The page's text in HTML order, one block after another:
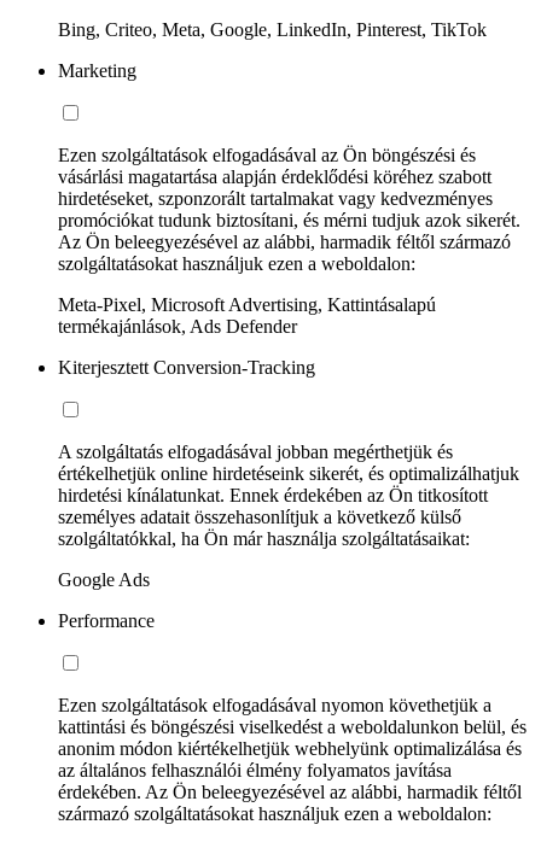
Bing, Criteo, Meta, Google, LinkedIn, Pinterest, TikTok
Marketing
Ezen szolgáltatások elfogadásával az Ön böngészési és
vásárlási magatartása alapján érdeklődési köréhez szabott
hirdetéseket, szponzorált tartalmakat vagy kedvezményes
promóciókat tudunk biztosítani, és mérni tudjuk azok sikerét.
Az Ön beleegyezésével az alábbi, harmadik féltől származó
szolgáltatásokat használjuk ezen a weboldalon:
Meta-Pixel, Microsoft Advertising, Kattintásalapú
termékajánlások, Ads Defender
Kiterjesztett Conversion-Tracking
A szolgáltatás elfogadásával jobban megérthetjük és
értékelhetjük online hirdetéseink sikerét, és optimalizálhatjuk
hirdetési kínálatunkat. Ennek érdekében az Ön titkosított
személyes adatait összehasonlítjuk a következő külső
szolgáltatókkal, ha Ön már használja szolgáltatásaikat:
Google Ads
Performance
Ezen szolgáltatások elfogadásával nyomon követhetjük a
kattintási és böngészési viselkedést a weboldalunkon belül, és
anonim módon kiértékelhetjük webhelyünk optimalizálása és
az általános felhasználói élmény folyamatos javítása
érdekében. Az Ön beleegyezésével az alábbi, harmadik féltől
származó szolgáltatásokat használjuk ezen a weboldalon: